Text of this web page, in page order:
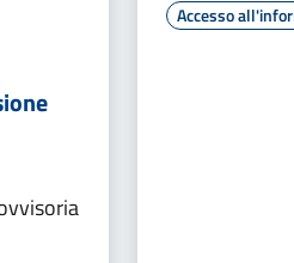
Accesso